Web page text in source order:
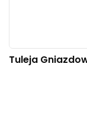
Tuleja